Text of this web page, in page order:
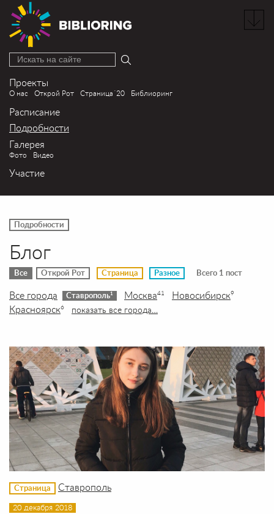
Искать на сайте
Проекты
О нас Открой Рот Страница´20 Библиоринг
Расписание
Подробности
Галерея
Фото Видео
Участие
Подробности
Блог
Все Открой Рот Страница Разное Всего 1 пост
Все города Ставрополь1 Москва41 Новосибирск9
Красноярск6 показать все города…
Страница Ставрополь
20 декабря 2018